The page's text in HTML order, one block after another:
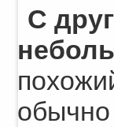
С
обычно